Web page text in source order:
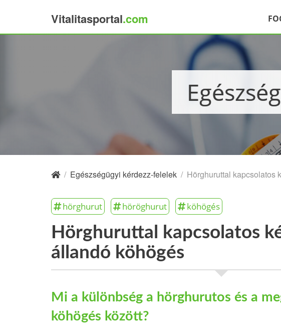
Vitalitasportal.com
/ Egészségügyi kérdezz-felelek / Hörghuruttal kapcsolatos
hörghurut höröghurut köhögés
Hörghuruttal kapcsolatos
állandó köhögés
Mi a különbség a hörghurutos és a
köhögés között?
×